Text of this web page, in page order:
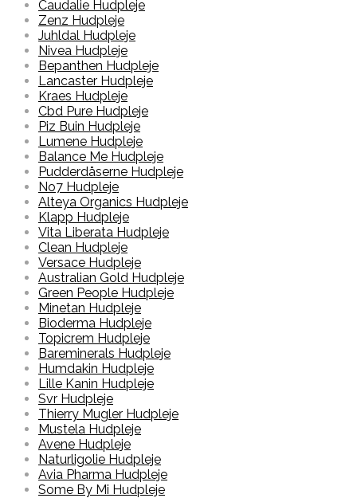
Caudalie Hudpleje
Zenz Hudpleje
Juhldal Hudpleje
Nivea Hudpleje
Bepanthen Hudpleje
Lancaster Hudpleje
Kraes Hudpleje
Cbd Pure Hudpleje
Piz Buin Hudpleje
Lumene Hudpleje
Balance Me Hudpleje
Pudderdåserne Hudpleje
No7 Hudpleje
Alteya Organics Hudpleje
Klapp Hudpleje
Vita Liberata Hudpleje
Clean Hudpleje
Versace Hudpleje
Australian Gold Hudpleje
Green People Hudpleje
Minetan Hudpleje
Bioderma Hudpleje
Topicrem Hudpleje
Bareminerals Hudpleje
Humdakin Hudpleje
Lille Kanin Hudpleje
Svr Hudpleje
Thierry Mugler Hudpleje
Mustela Hudpleje
Avene Hudpleje
Naturligolie Hudpleje
Avia Pharma Hudpleje
Some By Mi Hudpleje